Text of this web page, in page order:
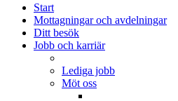
Start
Mottagningar och avdelningar
Ditt besök
Jobb och karriär
Lediga jobb
Möt oss